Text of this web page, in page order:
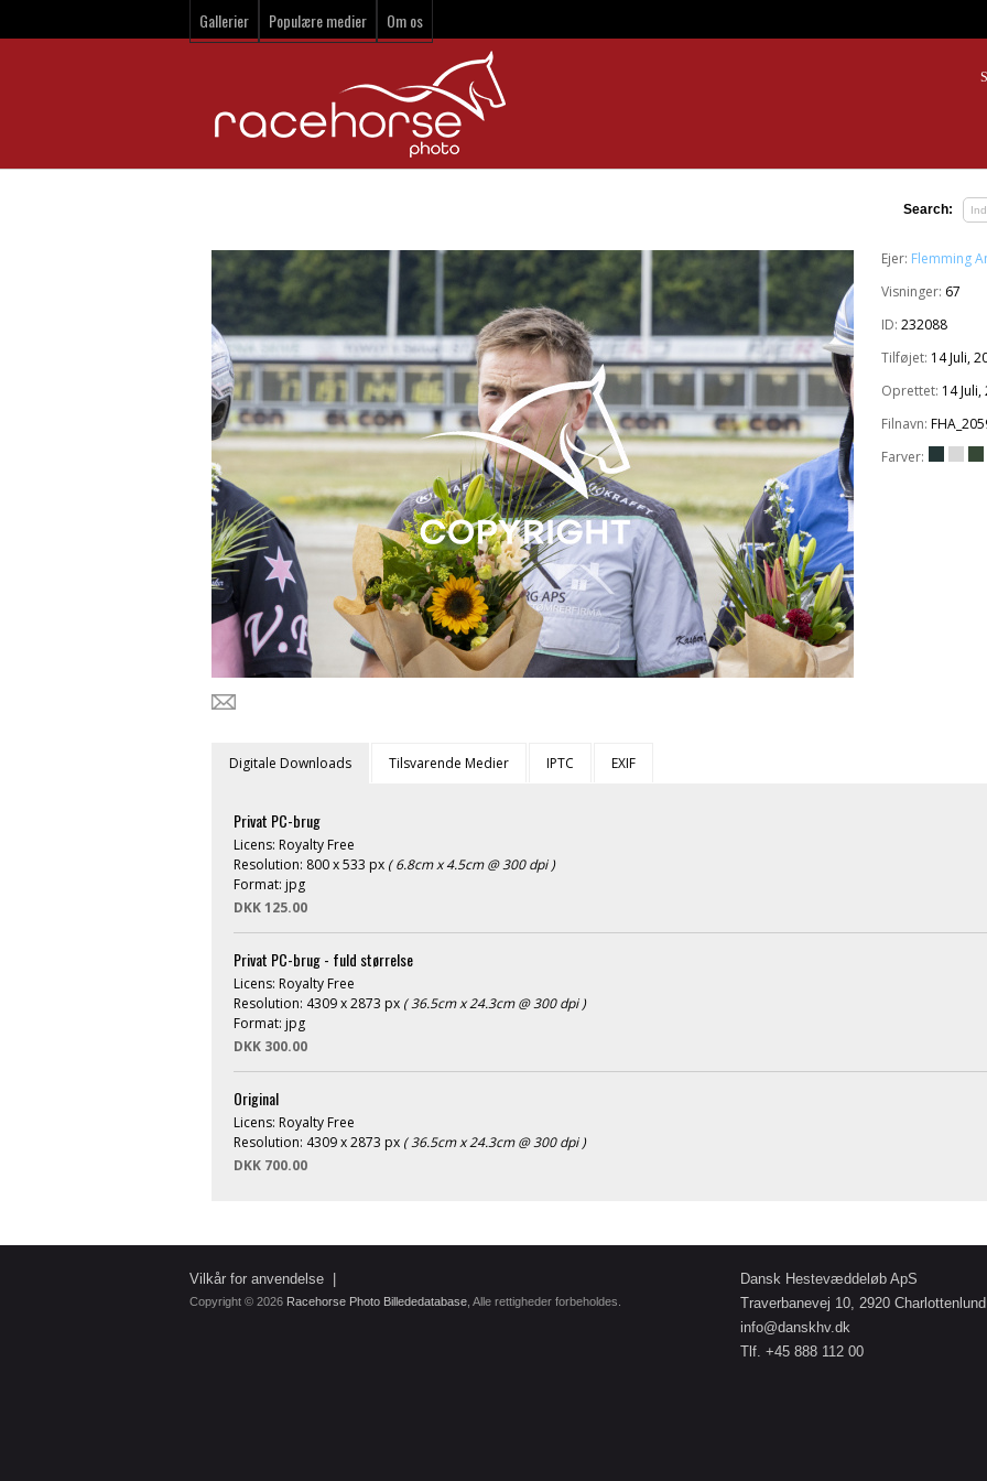
Gallerier Populære medier Om os
Search:
Ejer: Flemming
Visninger: 67
ID: 232088
Tilføjet: 14 Juli,
Oprettet: 14 Juli,
Filnavn:
Farver:
Digitale Downloads Tilsvarende Medier IPTC EXIF
Privat PC-brug
Licens: Royalty Free
Resolution: 800 x 533 px ( 6.8cm x 4.5cm @ 300 dpi )
Format: jpg
DKK 125.00
Privat PC-brug - fuld størrelse
Licens: Royalty Free
Resolution: 4309 x 2873 px ( 36.5cm x 24.3cm @ 300 dpi )
Format: jpg
DKK 300.00
Original
Licens: Royalty Free
Resolution: 4309 x 2873 px ( 36.5cm x 24.3cm @ 300 dpi )
DKK 700.00
Vilkår for anvendelse
Copyright © 2026 Racehorse Photo Billededatabase , Alle rettigheder forbeholdes.
Dansk Hestevæddeløb ApS
Traverbanevej 10, 2920 Charlottenlund
info@danskhv.dk
Tlf. +45 888 112 00